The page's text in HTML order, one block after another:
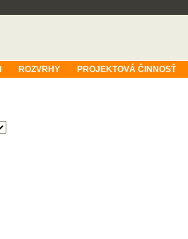
ROZVRHY PROJEKTOVÁ ČINNOSŤ